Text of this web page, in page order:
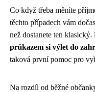
Co když třeba měníte
těchto případech vám
než dostanete ten klasický.
průkazem si výlet do
taková první pomoc pro
Na rozdíl od běžné